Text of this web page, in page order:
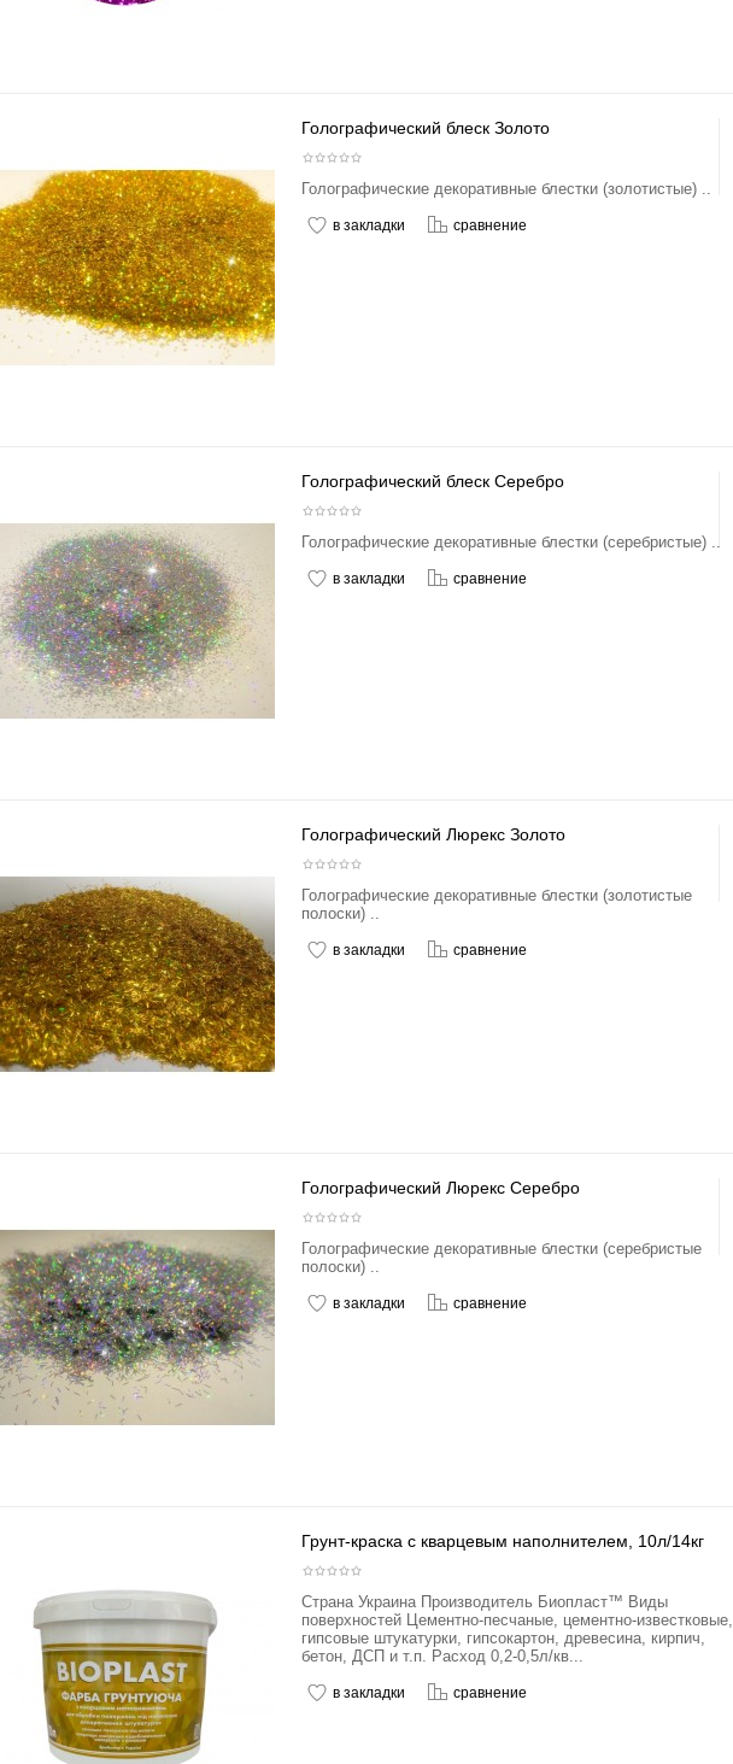
Голографический блеск Золото
Голографические декоративные блестки (золотистые) ..
в закладки сравнение
Голографический блеск Серебро
Голографические декоративные блестки (серебристые) ..
в закладки сравнение
Голографический Люрекс Золото
Голографические декоративные блестки (золотистые
полоски) ..
в закладки сравнение
Голографический Люрекс Серебро
Голографические декоративные блестки (серебристые
полоски) ..
в закладки сравнение
Грунт-краска с кварцевым наполнителем, 10л/14кг
Страна Украина Производитель Биопласт™ Виды
поверхностей Цементно-песчаные, цементно-известковые,
гипсовые штукатурки, гипсокартон, древесина, кирпич,
бетон, ДСП и т.п. Расход 0,2-0,5л/кв...
в закладки сравнение